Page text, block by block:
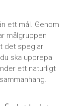
ett mål. Genom
målgruppen
det speglar
ska upprepa
ett naturligt